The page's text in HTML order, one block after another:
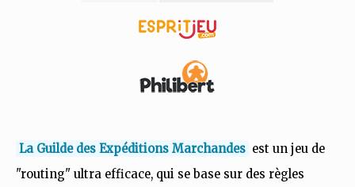
La Guilde des Expéditions Marchandes est un jeu de
"routing" ultra efficace, qui se base sur des règles